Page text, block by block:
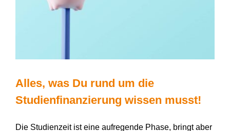
Alles, was Du rund um die
Studienfinanzierung wissen musst!
Die Studienzeit ist eine aufregende Phase, bringt aber